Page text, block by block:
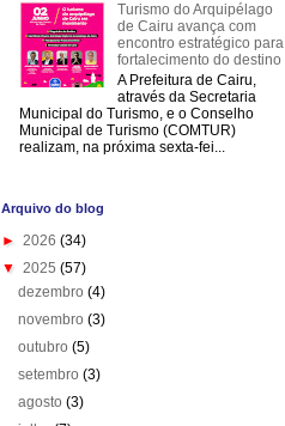
Turismo do Arquipélago
de Cairu avança com
encontro estratégico para
fortalecimento do destino
A Prefeitura de Cairu,
através da Secretaria
Municipal do Turismo, e o Conselho
Municipal de Turismo (COMTUR)
realizam, na próxima sexta-fei...
Arquivo do blog
► 2026 (34)
▼ 2025 (57)
dezembro(4)
novembro(3)
outubro(5)
setembro(3)
agosto(3)